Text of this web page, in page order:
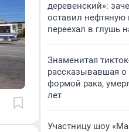
деревенский»:
оставил
переехал в глушь
Знаменитая
рассказывавшая о
формой рака,
лет
Участницу шоу